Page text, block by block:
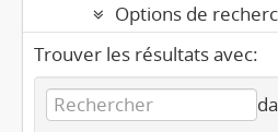
Options de
Trouver les résultats avec: